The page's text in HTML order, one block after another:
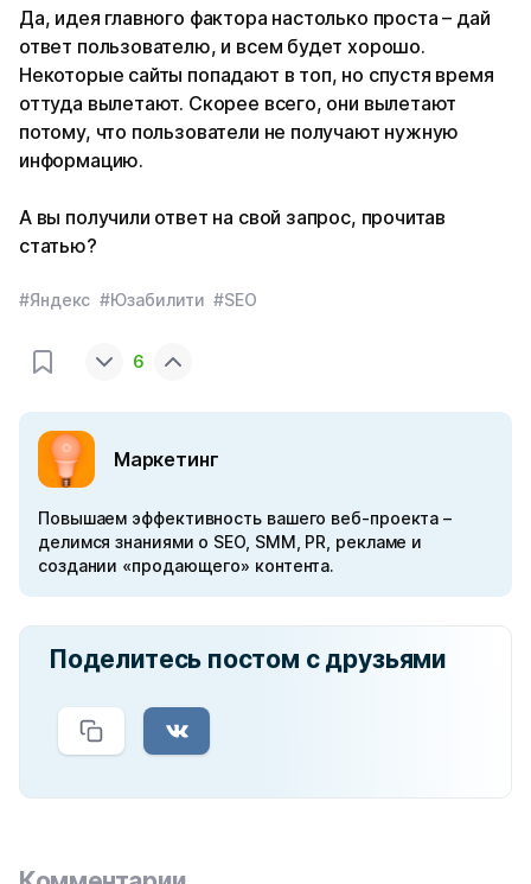
Да, идея главного фактора настолько проста – дай
ответ пользователю, и всем будет хорошо.
Некоторые сайты попадают в топ, но спустя время
оттуда вылетают. Скорее всего, они вылетают
потому, что пользователи не получают нужную
информацию.
А вы получили ответ на свой запрос, прочитав
статью?
#Яндекс #Юзабилити #SEO
6
Маркетинг
Повышаем эффективность вашего веб-проекта –
делимся знаниями о SEO, SMM, PR, рекламе и
создании «продающего» контента.
Поделитесь постом с друзьями